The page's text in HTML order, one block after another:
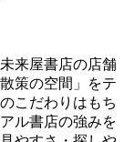
未来屋書店の店舗
策の空間」をテ
こだわりはもち
ル書店の強みを